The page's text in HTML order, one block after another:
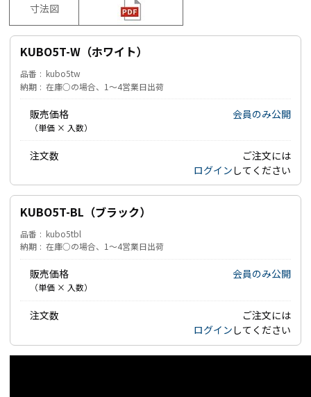
寸法図
KUBO5T-W（ホワイト）
品番
kubo5tw
納期
在庫○の場合、1～4営業日出荷
販売価格
（単価 × 入数）
会員のみ公開
注文数
ご注文には
ログイン してください
KUBO5T-BL（ブラック）
品番
kubo5tbl
納期
在庫○の場合、1～4営業日出荷
販売価格
（単価 × 入数）
会員のみ公開
注文数
ご注文には
ログイン してください